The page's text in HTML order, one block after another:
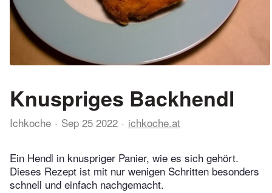
Knuspriges Backhendl
Ichkoche Sep 25 2022 ichkoche.at
Ein Hendl in knuspriger Panier, wie es sich gehört.
Dieses Rezept ist mit nur wenigen Schritten besonders
schnell und einfach nachgemacht.